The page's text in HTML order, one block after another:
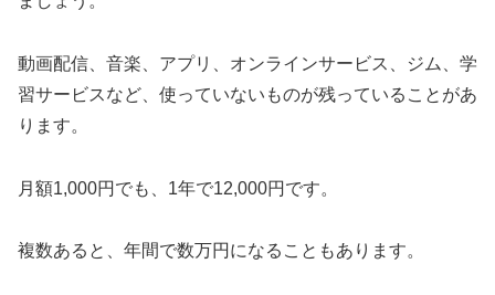
動画配信、音楽、アプリ、オンラインサービス、ジム、学
習サービスなど、使っていないものが残っていることがあ
ります。
月額1,000円でも、1年で12,000円です。
複数あると、年間で数万円になることもあります。